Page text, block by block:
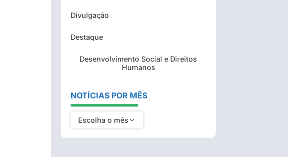
Divulgação
Destaque
Desenvolvimento Social e Direitos
Humanos
NOTÍCIAS POR MÊS
Escolha o mês